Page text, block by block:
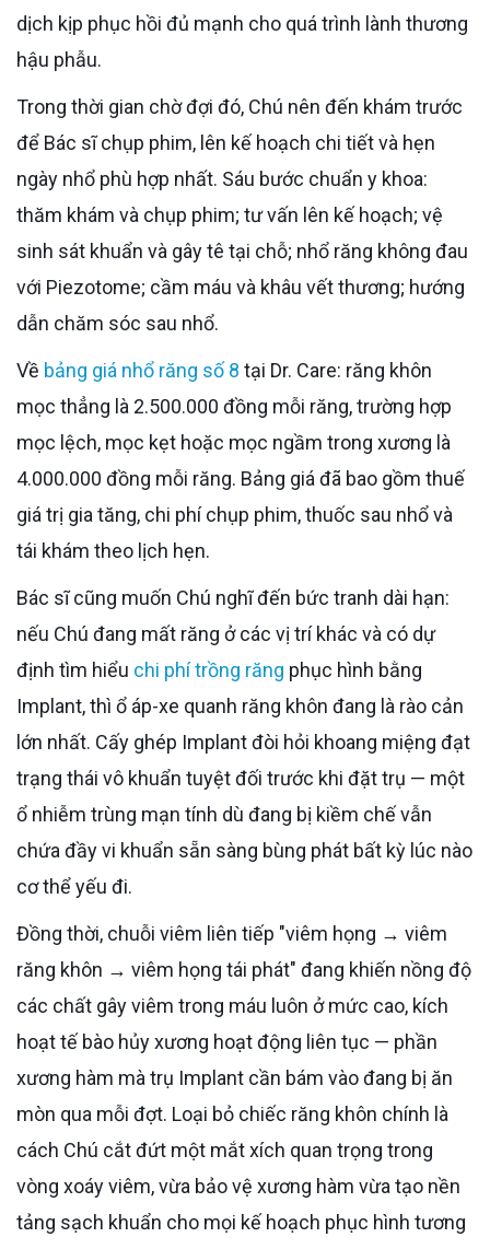
dịch kịp phục hồi đủ mạnh cho quá trình lành thương
hậu phẫu.
Trong thời gian chờ đợi đó, Chú nên đến khám trước
để Bác sĩ chụp phim, lên kế hoạch chi tiết và hẹn
ngày nhổ phù hợp nhất. Sáu bước chuẩn y khoa:
thăm khám và chụp phim; tư vấn lên kế hoạch; vệ
sinh sát khuẩn và gây tê tại chỗ; nhổ răng không đau
với Piezotome; cầm máu và khâu vết thương; hướng
dẫn chăm sóc sau nhổ.
Về bảng giá nhổ răng số 8 tại Dr. Care: răng khôn
mọc thẳng là 2.500.000 đồng mỗi răng, trường hợp
mọc lệch, mọc kẹt hoặc mọc ngầm trong xương là
4.000.000 đồng mỗi răng. Bảng giá đã bao gồm thuế
giá trị gia tăng, chi phí chụp phim, thuốc sau nhổ và
tái khám theo lịch hẹn.
Bác sĩ cũng muốn Chú nghĩ đến bức tranh dài hạn:
nếu Chú đang mất răng ở các vị trí khác và có dự
định tìm hiểu chi phí trồng răng phục hình bằng
Implant, thì ổ áp-xe quanh răng khôn đang là rào cản
lớn nhất. Cấy ghép Implant đòi hỏi khoang miệng đạt
trạng thái vô khuẩn tuyệt đối trước khi đặt trụ — một
ổ nhiễm trùng mạn tính dù đang bị kiềm chế vẫn
chứa đầy vi khuẩn sẵn sàng bùng phát bất kỳ lúc nào
cơ thể yếu đi.
Đồng thời, chuỗi viêm liên tiếp "viêm họng → viêm
răng khôn → viêm họng tái phát" đang khiến nồng độ
các chất gây viêm trong máu luôn ở mức cao, kích
hoạt tế bào hủy xương hoạt động liên tục — phần
xương hàm mà trụ Implant cần bám vào đang bị ăn
mòn qua mỗi đợt. Loại bỏ chiếc răng khôn chính là
cách Chú cắt đứt một mắt xích quan trọng trong
vòng xoáy viêm, vừa bảo vệ xương hàm vừa tạo nền
tảng sạch khuẩn cho mọi kế hoạch phục hình tương